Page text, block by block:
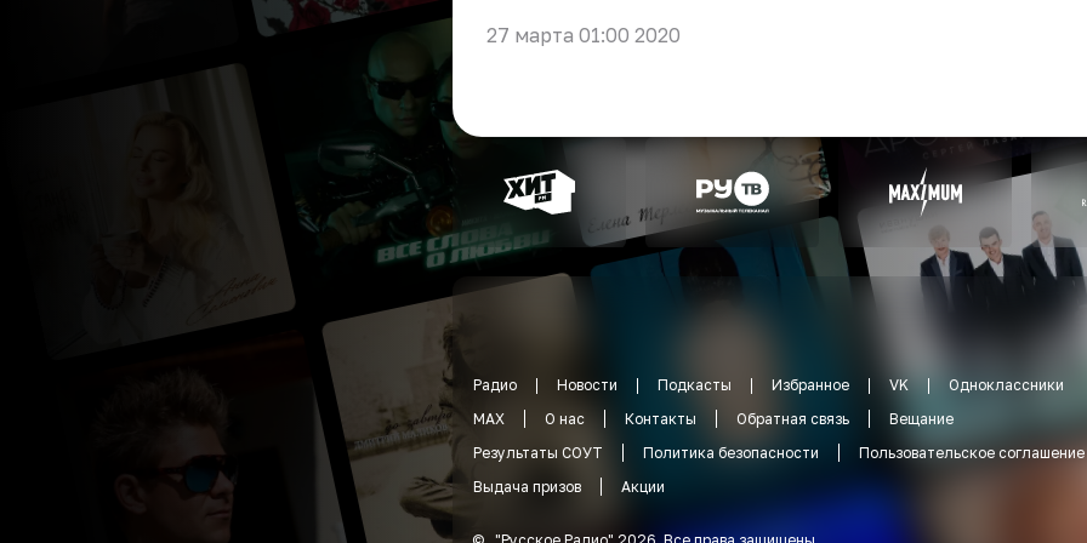
27 марта 01:00 2020
Радио Новости Подкасты Избранное VK
Одноклассники
MAX
О нас Контакты Обратная связь
Вещание
Результаты СОУТ
Политика безопасности
Пользовательское соглашение
Выдача призов
Акции